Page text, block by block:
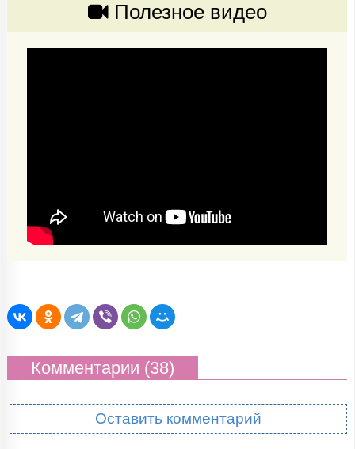
Полезное видео
Комментарии (38)
Оставить комментарий